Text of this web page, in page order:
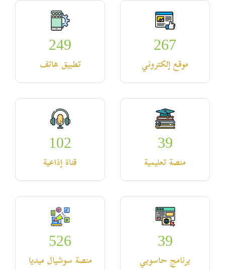
267
موقع إلكتروني
249
تطبيق هاتف
39
منصة تعليمية
102
قناة إذاعية
39
برنامج حاسوبي
526
منصة سوشيال ميديا